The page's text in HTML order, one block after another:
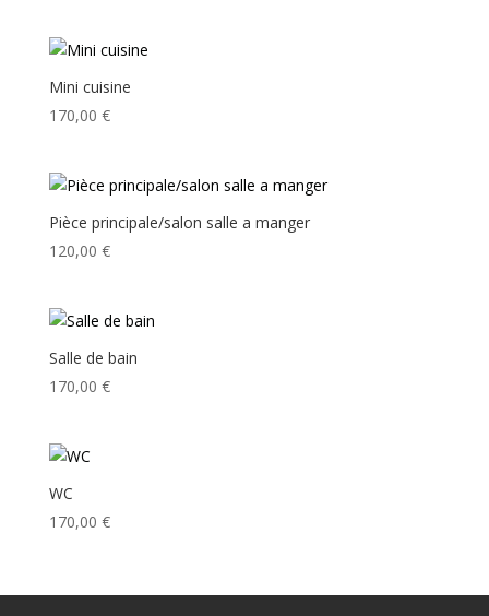
Mini cuisine
170,00 €
Pièce principale/salon salle a manger
120,00 €
Salle de bain
170,00 €
WC
170,00 €